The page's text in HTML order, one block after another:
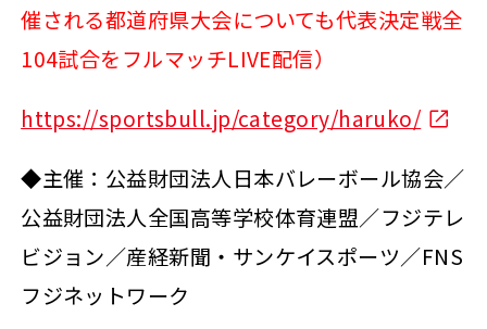
催される都道府県大会についても代表決定戦全
104試合をフルマッチLIVE配信）
https://sportsbull.jp/category/haruko/
◆主催：公益財団法人日本バレーボール協会／
公益財団法人全国高等学校体育連盟／フジテレ
ビジョン／産経新聞・サンケイスポーツ／FNS
フジネットワーク